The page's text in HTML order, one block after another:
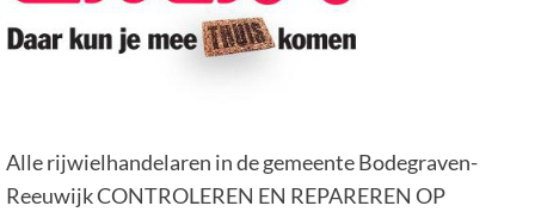
Alle rijwielhandelaren in de gemeente Bodegraven-
Reeuwijk CONTROLEREN EN REPAREREN OP